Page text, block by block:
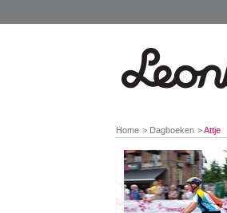
You
are
here:
Home Dagboeken Attje